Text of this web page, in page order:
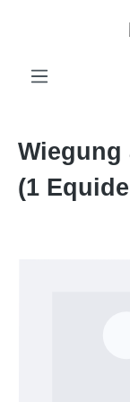
Zum Hauptinhalt
Wiegung
(1